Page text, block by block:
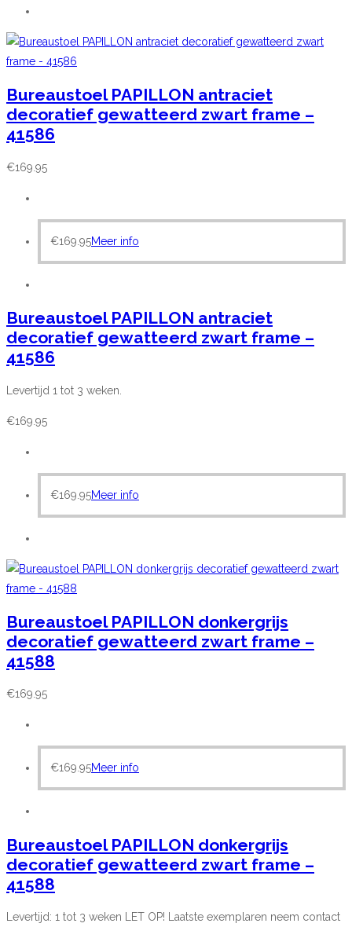
Bureaustoel PAPILLON antraciet
decoratief gewatteerd zwart frame –
41586
€169.95
€169.95Meer info
Bureaustoel PAPILLON antraciet
decoratief gewatteerd zwart frame –
41586
Levertijd 1 tot 3 weken.
€169.95
€169.95Meer info
Bureaustoel PAPILLON donkergrijs
decoratief gewatteerd zwart frame –
41588
€169.95
€169.95Meer info
Bureaustoel PAPILLON donkergrijs
decoratief gewatteerd zwart frame –
41588
Levertijd: 1 tot 3 weken LET OP! Laatste exemplaren neem contact